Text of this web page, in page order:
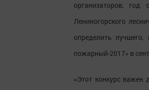
организаторов,
Лениногорского
определить
пожарный-2017» в
«Этот конкурс важен